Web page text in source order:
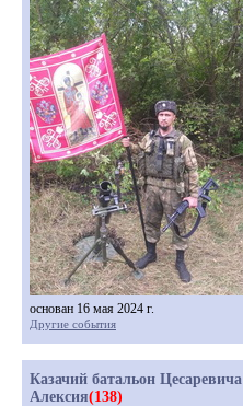
основан 16 мая 2024 г.
Другие события
Казачий батальон Цесаревича
Алексия(138)